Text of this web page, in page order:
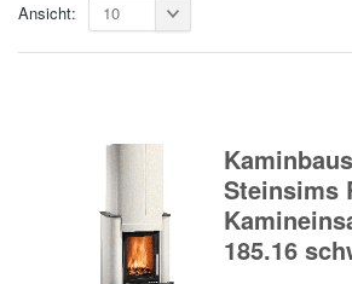
Ansicht: 10
Steinsims
185.16